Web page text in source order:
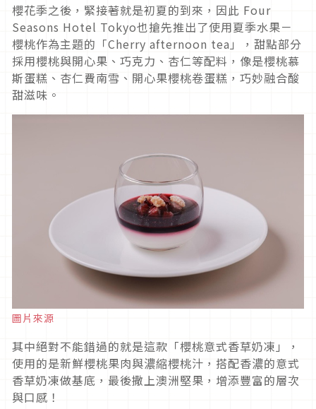
櫻花季之後，緊接著就是初夏的到來，因此 Four
Seasons Hotel Tokyo也搶先推出了使用夏季水果－
櫻桃作為主題的「Cherry afternoon tea」，甜點部分
採用櫻桃與開心果、巧克力、杏仁等配料，像是櫻桃慕
斯蛋糕、杏仁費南雪、開心果櫻桃卷蛋糕，巧妙融合酸
甜滋味。
圖片來源
其中絕對不能錯過的就是這款「櫻桃意式香草奶凍」，
使用的是新鮮櫻桃果肉與濃縮櫻桃汁，搭配香濃的意式
香草奶凍做基底，最後撒上澳洲堅果，增添豐富的層次
與口感！